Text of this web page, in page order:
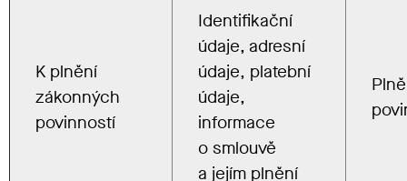
K plnění
zákonných
povinností
Identifikační
údaje, adresní
údaje, platební
údaje,
informace
o smlouvě
a jejím plnění